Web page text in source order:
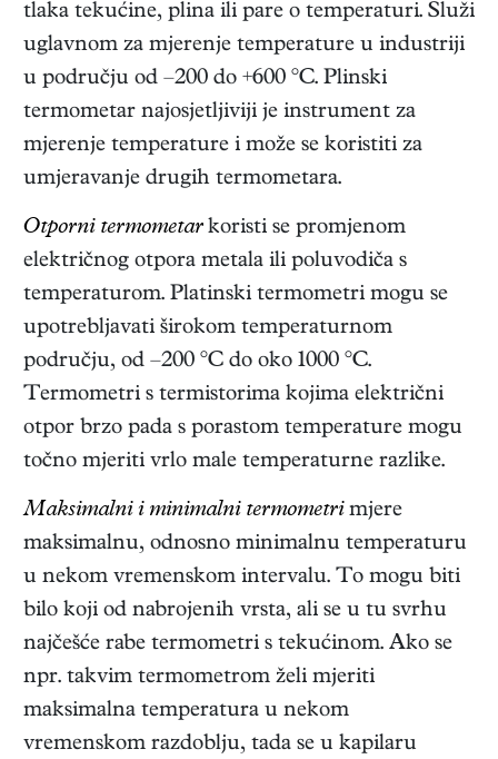
tlaka tekućine, plina ili pare o temperaturi. Služi
uglavnom za mjerenje temperature u industriji
u području od –200 do +600 °C. Plinski
termometar najosjetljiviji je instrument za
mjerenje temperature i može se koristiti za
umjeravanje drugih termometara.
Otporni termometarkoristi se promjenom
električnog otpora metala ili poluvodiča s
temperaturom. Platinski termometri mogu se
upotrebljavati širokom temperaturnom
području, od –200 °C do oko 1000 °C.
Termometri s termistorima kojima električni
otpor brzo pada s porastom temperature mogu
točno mjeriti vrlo male temperaturne razlike.
Maksimalni i minimalni termometrimjere
maksimalnu, odnosno minimalnu temperaturu
u nekom vremenskom intervalu. To mogu biti
bilo koji od nabrojenih vrsta, ali se u tu svrhu
najčešće rabe termometri s tekućinom. Ako se
npr. takvim termometrom želi mjeriti
maksimalna temperatura u nekom
vremenskom razdoblju, tada se u kapilaru